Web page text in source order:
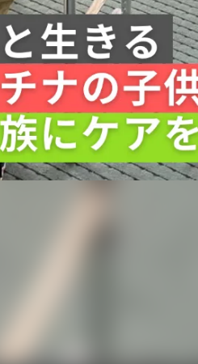
り・地域活性化